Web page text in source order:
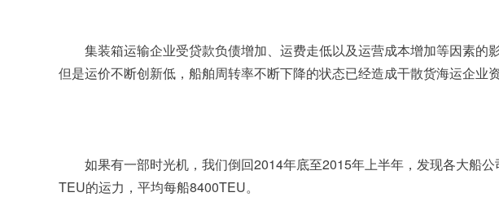
集装箱运输企业受贷款负债增加、运费走低以及运营成本增加等因素
但是运价不断创新低，船舶周转率不断下降的状态已经造成干散货海运企业
如果有一部时光机，我们倒回2014年底至2015年上半年，发现各大船
TEU的运力，平均每船8400TEU。